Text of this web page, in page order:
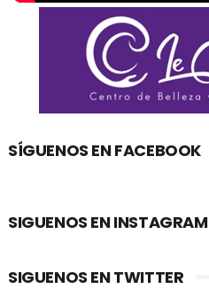
SÍGUENOS EN FACEBOOK
SIGUENOS EN INSTAGRAM
SIGUENOS EN TWITTER